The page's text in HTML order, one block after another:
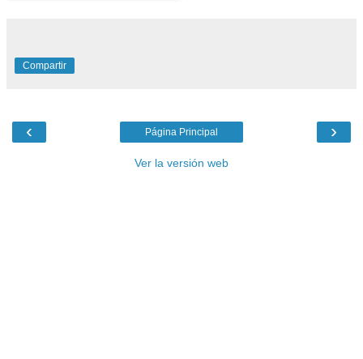
Compartir
‹ ›
Página Principal
Ver la versión web